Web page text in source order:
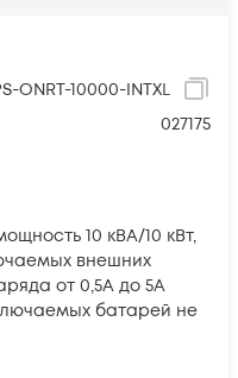
ONRT-10000-INTXL
027175
10 кВА/10 кВт,
внешних
от 0,5А до 5А
батарей не